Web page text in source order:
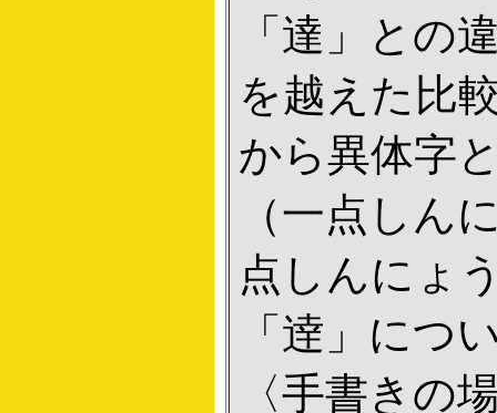
「達」との
を越えた比
から異体字
（一点しん
点しんにょ
「逹」につ
〈手書きの